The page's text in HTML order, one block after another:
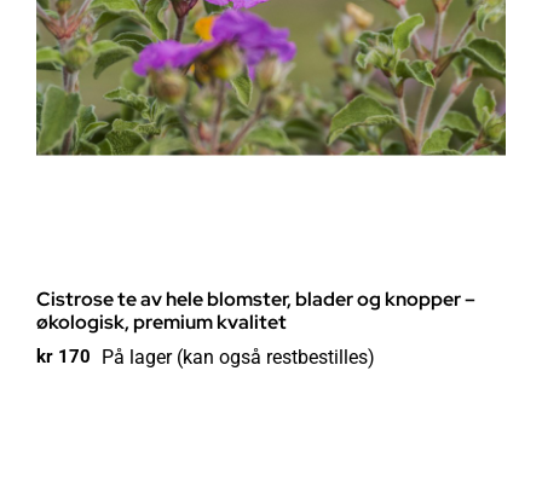
Cistrose te av hele blomster, blader og knopper –
økologisk, premium kvalitet
kr 170 På lager (kan også restbestilles)